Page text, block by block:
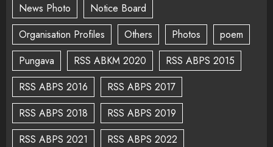
News Photo
Notice Board
Organisation Profiles
Others Photos
poem
Pungava
RSS ABKM 2020
RSS ABPS 2015
RSS ABPS 2016
RSS ABPS 2017
RSS ABPS 2018
RSS ABPS 2019
RSS ABPS 2021
RSS ABPS 2022